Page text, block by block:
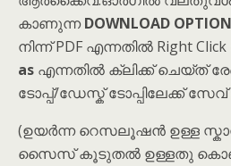
കാണുന്നDOWNLOAD
നിന്ന് PDF എന്നതിൽ Right
as എന്നതിൽ ക്ലിക്ക് ചെയ്ത്
ടോപ്പ്/ഡേസ്ക് ടോപ്പിലേക്ക്
(ഉയർന്ന റെസലൂഷൻ ഉള്ള
സൈസ് കൂടുതൽ ഉള്ളതു